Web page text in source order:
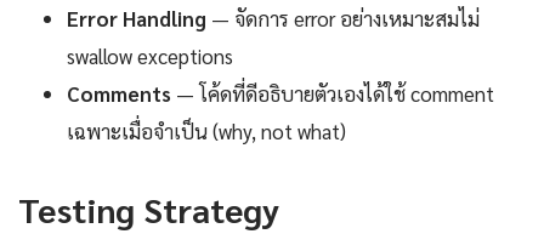
Error Handling — จัดการ error อย่างเหมาะสมไม่
swallow exceptions
Comments — โค้ดที่ดีอธิบายตัวเองได้ใช้ comment
เฉพาะเมื่อจำเป็น (why, not what)
Testing Strategy